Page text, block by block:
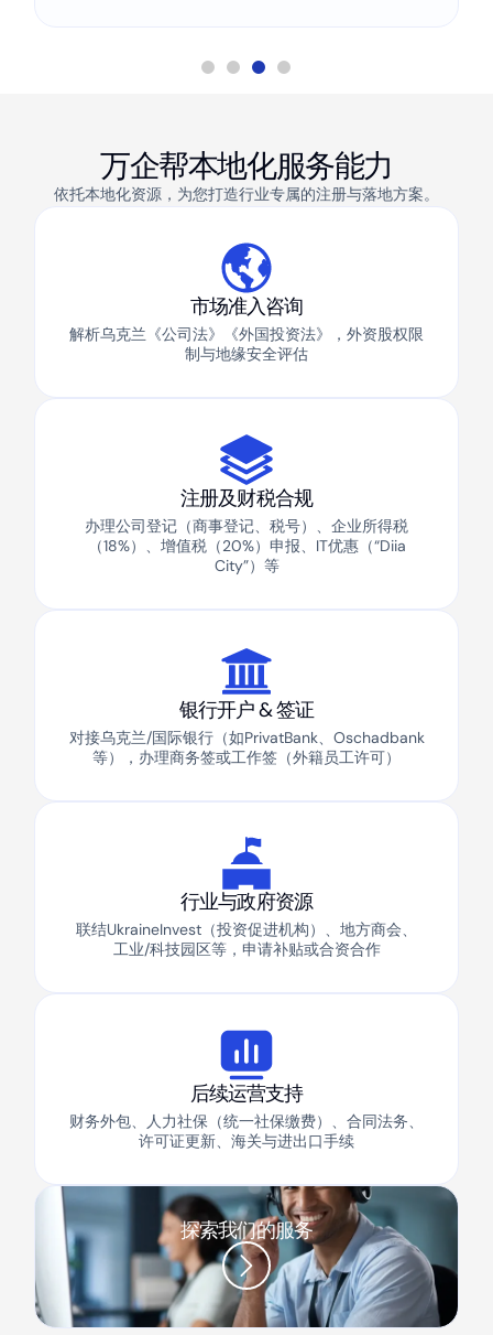
万企帮本地化服务能力
依托本地化资源，为您打造行业专属的注册与落地方案。
市场准入咨询
解析乌克兰《公司法》《外国投资法》，外资股权限
制与地缘安全评估
注册及财税合规
办理公司登记（商事登记、税号）、企业所得税
（18%）、增值税（20%）申报、IT优惠（“Diia
City”）等
银行开户 & 签证
对接乌克兰/国际银行（如PrivatBank、Oschadbank
等），办理商务签或工作签（外籍员工许可）
行业与政府资源
联结UkraineInvest（投资促进机构）、地方商会、
工业/科技园区等，申请补贴或合资合作
后续运营支持
财务外包、人力社保（统一社保缴费）、合同法务、
许可证更新、海关与进出口手续
探索我们的服务